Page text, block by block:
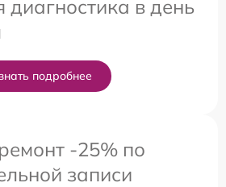
диагностика в день
подробнее
-25% по
записи